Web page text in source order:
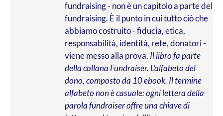
fundraising - non è un capitolo a parte del
fundraising. È il punto in cui tutto ciò che
abbiamo costruito - fiducia, etica,
responsabilità, identità, rete, donatori -
viene messo alla prova. Il libro fa parte
della collana Fundraiser. L’alfabeto del
dono, composto da 10 ebook. Il termine
alfabeto non è casuale: ogni lettera della
parola fundraiser offre una chiave di